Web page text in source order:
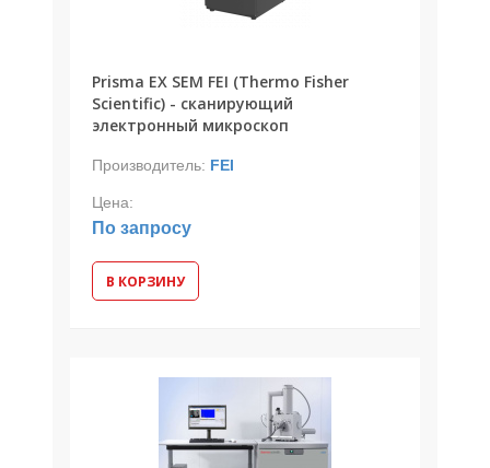
Prisma EX SEM FEI (Thermo Fisher
Scientific) - сканирующий
электронный микроскоп
Производитель: FEI
Цена:
По запросу
В КОРЗИНУ